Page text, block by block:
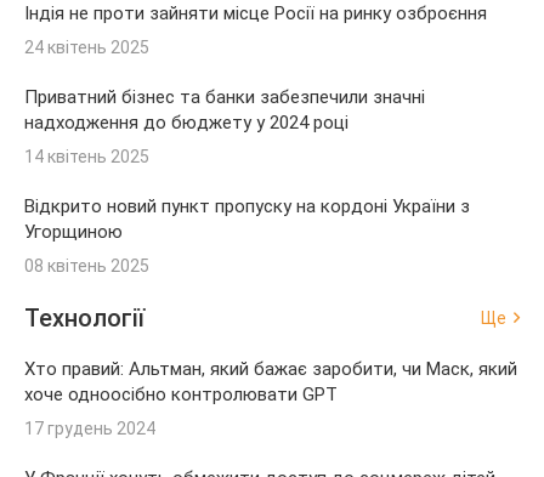
Індія не проти зайняти місце Росії на ринку озброєння
24 квітень 2025
Приватний бізнес та банки забезпечили значні
надходження до бюджету у 2024 році
14 квітень 2025
Відкрито новий пункт пропуску на кордоні України з
Угорщиною
08 квітень 2025
Технології Ще
Хто правий: Альтман, який бажає заробити, чи Маск, який
хоче одноосібно контролювати GPT
17 грудень 2024